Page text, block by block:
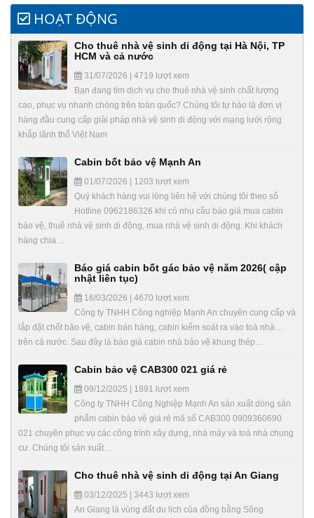
HOẠT ĐỘNG
Cho thuê nhà vệ sinh di động tại Hà Nội, TP
HCM và cả nước
31/07/2026 | 4719 lượt xem
Bạn đang tìm dịch vụ cho thuê nhà vệ sinh chất lượng
cao, phục vụ nhanh chóng trên toàn quốc? Chúng tôi tự hào là đơn vị
hàng đầu cung cấp giải pháp nhà vệ sinh di động với mạng lưới rộng
khắp lãnh thổ Việt Nam
Cabin bốt bảo vệ Mạnh An
01/07/2026 | 1203 lượt xem
Quý khách hàng vui lòng liên hệ với chúng tôi theo số
Hotline 0962186326 khi có nhu cầu báo giá mua cabin
bảo vệ, thuê nhà vệ sinh di động, mua nhà vệ sinh di động. Khi khách
hàng chia…
Báo giá cabin bốt gác bảo vệ năm 2026( cập
nhật liên tục)
16/03/2026 | 4670 lượt xem
Công ty TNHH Công nghiệp Mạnh An chuyên cung cấp và
lắp đặt chốt bảo vệ, cabin bán hàng, cabin kiểm soát ra vào toà nhà…
trên cả nước. Sau đây là báo giá cabin nhà bảo vệ khung thép…
Cabin bảo vệ CAB300 021 giá rẻ
09/12/2025 | 1891 lượt xem
Công ty TNHH Công Nghiệp Mạnh An sản xuất dòng sản
phẩm cabin bảo vệ giá rẻ mã số CAB300 0909360690
021 chuyên phục vụ các công trình xây dựng, nhà máy và toà nhà chung
cư. Chúng tôi sản xuất…
Cho thuê nhà vệ sinh di động tại An Giang
03/12/2025 | 3443 lượt xem
An Giang là vùng đất du lịch của đồng bằng Sông